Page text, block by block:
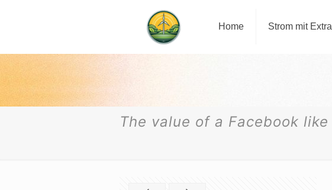
Home Strom mit Extra
The value of a Facebook like